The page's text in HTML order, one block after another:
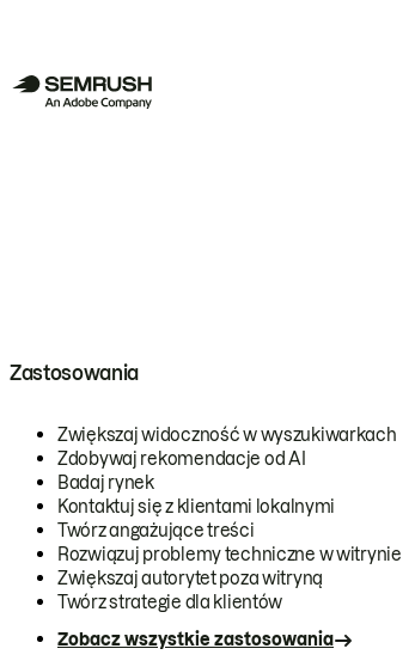
Zastosowania
Zwiększaj widoczność w wyszukiwarkach
Zdobywaj rekomendacje od AI
Badaj rynek
Kontaktuj się z klientami lokalnymi
Twórz angażujące treści
Rozwiązuj problemy techniczne w witrynie
Zwiększaj autorytet poza witryną
Twórz strategie dla klientów
Zobacz wszystkie zastosowania